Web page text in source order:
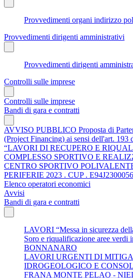
Provvedimenti organi indirizzo
Provvedimenti dirigenti amministrativi
Provvedimenti dirigenti
Controlli sulle imprese
Controlli sulle imprese
Bandi di gara e contratti
AVVISO PUBBLICO Proposta di
(Project Financing) ai sensi dell'art. 193
“LAVORI DI RECUPERO E
COMPLESSO SPORTIVO E
CENTRO SPORTIVO
PERIFERIE 2023 . CUP .
Elenco operatori economici
Avvisi
Bandi di gara e contratti
LAVORI “Messa in sicurezza
Soro e riqualificazione aree verdi
BONNANARO
LAVORI URGENTI DI
IDROGEOLOGICO E
FRANA MONTE PELAO -